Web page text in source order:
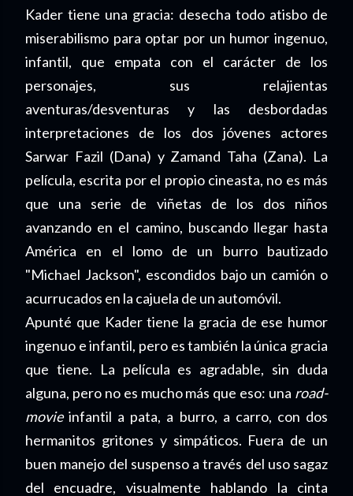
Kader tiene una gracia: desecha todo atisbo de
miserabilismo para optar por un humor ingenuo,
infantil, que empata con el carácter de los
personajes, sus relajientas
aventuras/desventuras y las desbordadas
interpretaciones de los dos jóvenes actores
Sarwar Fazil (Dana) y Zamand Taha (Zana). La
película, escrita por el propio cineasta, no es más
que una serie de viñetas de los dos niños
avanzando en el camino, buscando llegar hasta
América en el lomo de un burro bautizado
"Michael Jackson", escondidos bajo un camión o
acurrucados en la cajuela de un automóvil.
Apunté que Kader tiene la gracia de ese humor
ingenuo e infantil, pero es también la única gracia
que tiene. La película es agradable, sin duda
alguna, pero no es mucho más que eso: una road-
movieinfantil a pata, a burro, a carro, con dos
hermanitos gritones y simpáticos. Fuera de un
buen manejo del suspenso a través del uso sagaz
del encuadre, visualmente hablando la cinta